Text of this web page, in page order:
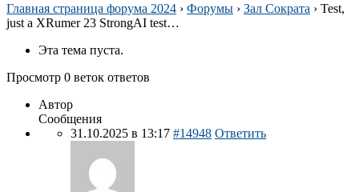
Главная страница форума 2024 › Форумы › Зал Сократа › Test,
just a XRumer 23 StrongAI test…
Эта тема пуста.
Просмотр 0 веток ответов
Автор
Сообщения
31.10.2025 в 13:17 #14948 Ответить